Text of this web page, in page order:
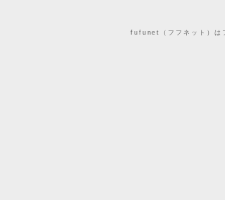
fufunet（フフネット）は